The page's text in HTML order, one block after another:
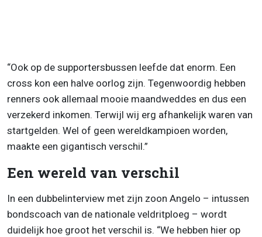
“Ook op de supportersbussen leefde dat enorm. Een
cross kon een halve oorlog zijn. Tegenwoordig hebben
renners ook allemaal mooie maandweddes en dus een
verzekerd inkomen. Terwijl wij erg afhankelijk waren van
startgelden. Wel of geen wereldkampioen worden,
maakte een gigantisch verschil.”
Een wereld van verschil
In een dubbelinterview met zijn zoon Angelo – intussen
bondscoach van de nationale veldritploeg – wordt
duidelijk hoe groot het verschil is. “We hebben hier op